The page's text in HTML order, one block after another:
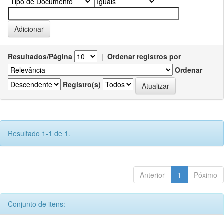
Resultados/Página | Ordenar registros por
Ordenar
Registro(s)
Resultado 1-1 de 1.
Anterior 1 Póximo
Conjunto de itens: